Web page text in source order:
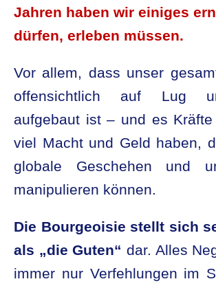
Jahren haben wir einiges
dürfen, erleben müssen.
Vor allem, dass unser
offensichtlich auf Lug
aufgebaut ist – und es
viel Macht und Geld haben,
globale Geschehen und
manipulieren können.
Die Bourgeoisie stellt sich
als „die Guten“ dar. Alles
immer nur Verfehlungen im